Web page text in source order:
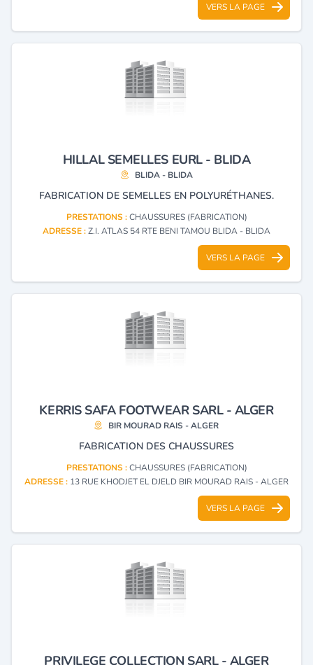
VERS LA PAGE
HILLAL SEMELLES EURL - BLIDA
BLIDA - BLIDA
FABRICATION DE SEMELLES EN POLYURÉTHANES.
PRESTATIONS :CHAUSSURES (FABRICATION)
ADRESSE :Z.I. ATLAS 54 RTE BENI TAMOU BLIDA - BLIDA
VERS LA PAGE
KERRIS SAFA FOOTWEAR SARL - ALGER
BIR MOURAD RAIS - ALGER
FABRICATION DES CHAUSSURES
PRESTATIONS :CHAUSSURES (FABRICATION)
ADRESSE : 13 RUE KHODJET EL DJELD BIR MOURAD RAIS - ALGER
VERS LA PAGE
PRIVILEGE COLLECTION SARL - ALGER